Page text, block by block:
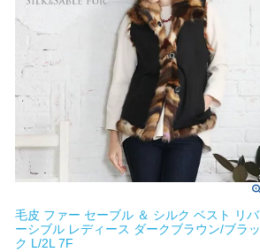
毛皮 ファー セーブル ＆ シルク ベスト リバ
ーシブル レディース ダークブラウン/ブラッ
ク L/2L 7F